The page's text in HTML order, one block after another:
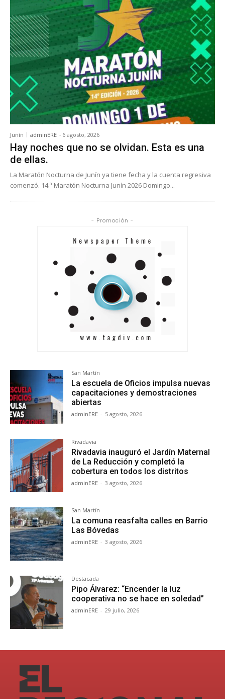
Junín adminERE - 6 agosto, 2026
Hay noches que no se olvidan. Esta es una
de ellas.
La Maratón Nocturna de Junín ya tiene fecha y la cuenta regresiva
comenzó. 14.ª Maratón Nocturna Junín 2026 Domingo...
- Promoción -
San Martín
La escuela de Oficios impulsa nuevas
capacitaciones y demostraciones
abiertas
adminERE - 5 agosto, 2026
Rivadavia
Rivadavia inauguró el Jardín Maternal
de La Reducción y completó la
cobertura en todos los distritos
adminERE - 3 agosto, 2026
San Martín
La comuna reasfalta calles en Barrio
Las Bóvedas
adminERE - 3 agosto, 2026
Destacada
Pipo Álvarez: “Encender la luz
cooperativa no se hace en soledad”
adminERE - 29 julio, 2026